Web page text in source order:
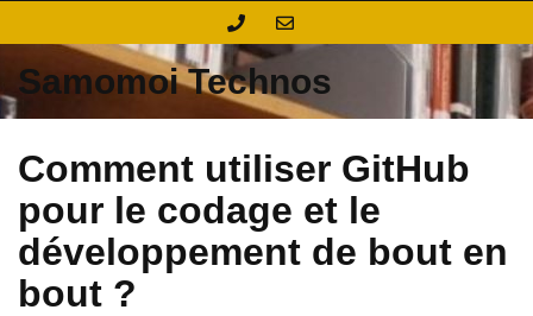
Samomoi Technos
Comment utiliser GitHub
pour le codage et le
développement de bout en
bout ?